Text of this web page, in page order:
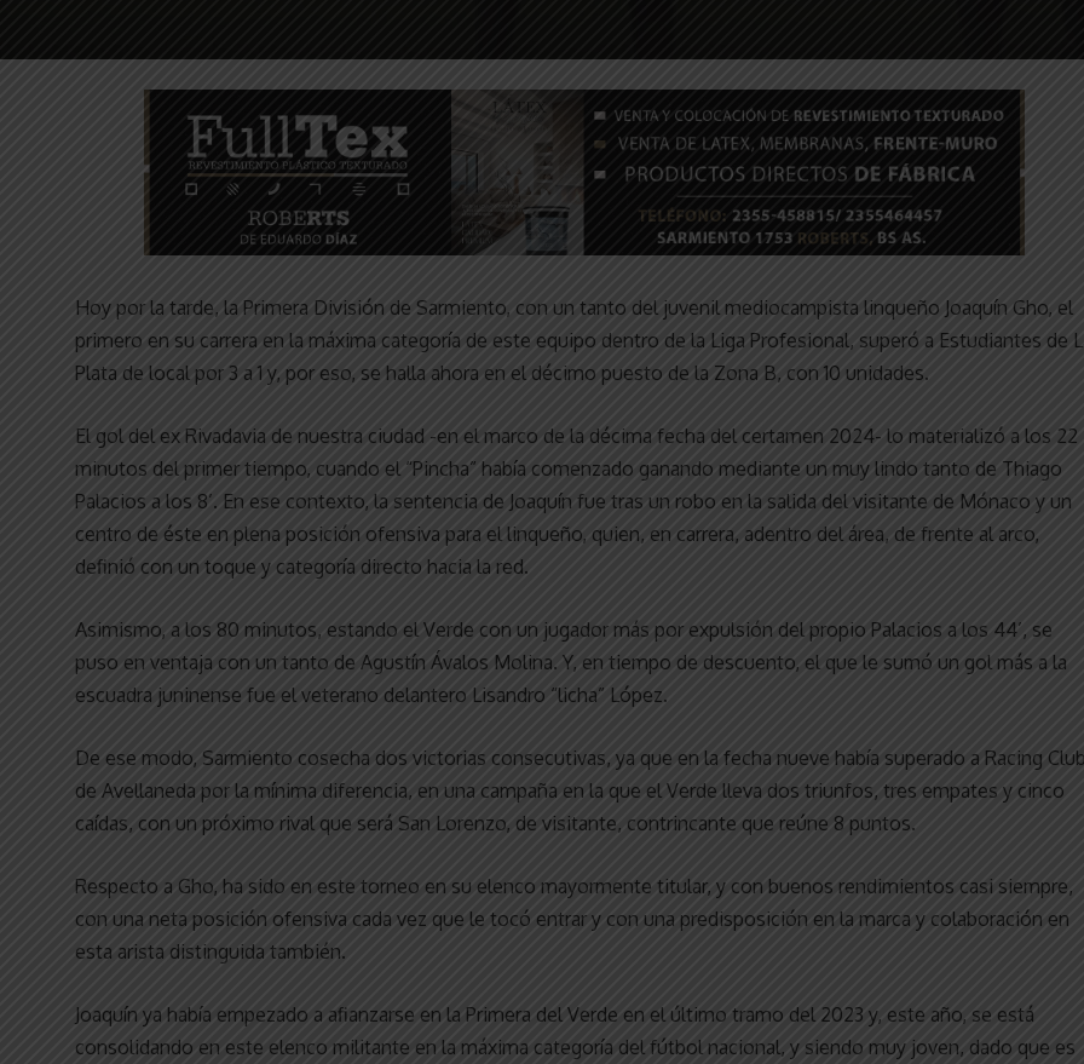
Hoy por la tarde, la Primera División de Sarmiento, con un tanto del juvenil mediocampista linqueño Joaquín Gho, el
primero en su carrera en la máxima categoría de este equipo dentro de la Liga Profesional, superó a Estudiantes de
Plata de local por 3 a 1 y, por eso, se halla ahora en el décimo puesto de la Zona B, con 10 unidades.
El gol del ex Rivadavia de nuestra ciudad -en el marco de la décima fecha del certamen 2024- lo materializó a los 22
minutos del primer tiempo, cuando el “Pincha” había comenzado ganando mediante un muy lindo tanto de Thiago
Palacios a los 8’. En ese contexto, la sentencia de Joaquín fue tras un robo en la salida del visitante de Mónaco y un
centro de éste en plena posición ofensiva para el linqueño, quien, en carrera, adentro del área, de frente al arco,
definió con un toque y categoría directo hacia la red.
Asimismo, a los 80 minutos, estando el Verde con un jugador más por expulsión del propio Palacios a los 44’, se
puso en ventaja con un tanto de Agustín Ávalos Molina. Y, en tiempo de descuento, el que le sumó un gol más a la
escuadra juninense fue el veterano delantero Lisandro “licha” López.
De ese modo, Sarmiento cosecha dos victorias consecutivas, ya que en la fecha nueve había superado a Racing
de Avellaneda por la mínima diferencia, en una campaña en la que el Verde lleva dos triunfos, tres empates y cinco
caídas, con un próximo rival que será San Lorenzo, de visitante, contrincante que reúne 8 puntos.
Respecto a Gho, ha sido en este torneo en su elenco mayormente titular, y con buenos rendimientos casi siempre,
con una neta posición ofensiva cada vez que le tocó entrar y con una predisposición en la marca y colaboración en
esta arista distinguida también.
Joaquín ya había empezado a afianzarse en la Primera del Verde en el último tramo del 2023 y, este año, se está
consolidando en este elenco militante en la máxima categoría del fútbol nacional, y siendo muy joven, dado que es